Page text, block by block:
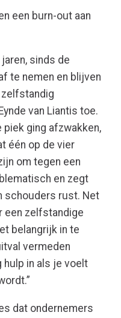
een burn-out aan
sinds de
te nemen en blijven
zelfstandig
van Liantis toe.
piek ging afzwakken,
één op de vier
om tegen een
en zegt
schouders rust. Net
een zelfstandige
belangrijk in te
vermeden
in als je voelt
dat ondernemers